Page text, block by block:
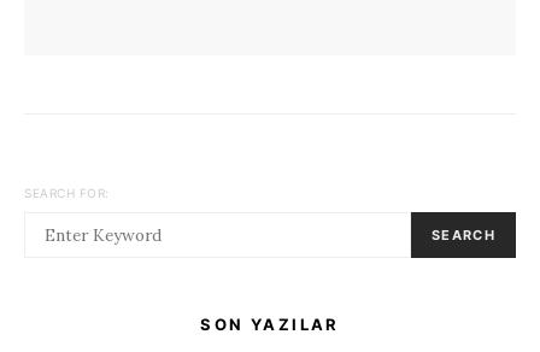
SEARCH FOR:
SEARCH
SON YAZILAR